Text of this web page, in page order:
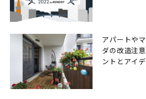
アパートや
ダの改造注
ントとアイ